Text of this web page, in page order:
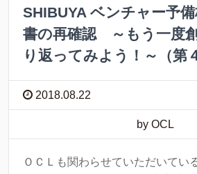
SHIBUYA ベンチャー予
書の再確認 ～もう一度
り返ってみよう！～（第
2018.08.22
by OCL
ＯＣＬも関わらせていただいてい